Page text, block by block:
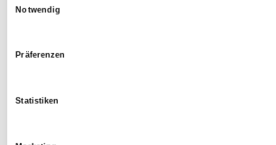
Notwendig
Präferenzen
Statistiken
E-Mail: